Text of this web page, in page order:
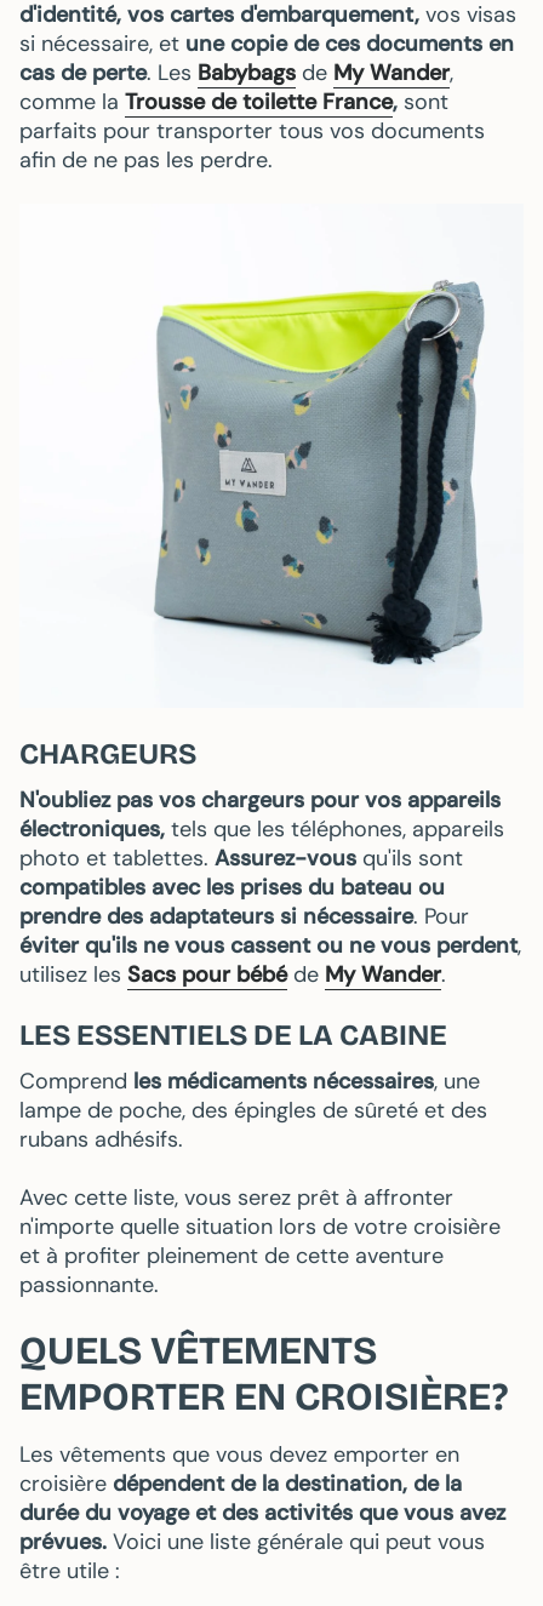
d'identité, vos cartes d'embarquement, vos visas
si nécessaire, et une copie de ces documents en
cas de perte. Les Babybags de My Wander,
comme la Trousse de toilette France, sont
parfaits pour transporter tous vos documents
afin de ne pas les perdre.
CHARGEURS
N'oubliez pas vos chargeurs pour vos appareils
électroniques, tels que les téléphones, appareils
photo et tablettes. Assurez-vous qu'ils sont
compatibles avec les prises du bateau ou
prendre des adaptateurs si nécessaire. Pour
éviter qu'ils ne vous cassent ou ne vous perdent,
utilisez les Sacs pour bébéde My Wander.
LES ESSENTIELS DE LA CABINE
Comprend les médicaments nécessaires, une
lampe de poche, des épingles de sûreté et des
rubans adhésifs.
Avec cette liste, vous serez prêt à affronter
n'importe quelle situation lors de votre croisière
et à profiter pleinement de cette aventure
passionnante.
QUELS VÊTEMENTS
EMPORTER EN CROISIÈRE?
Les vêtements que vous devez emporter en
croisière dépendent de la destination, de la
durée du voyage et des activités que vous avez
prévues. Voici une liste générale qui peut vous
être utile :